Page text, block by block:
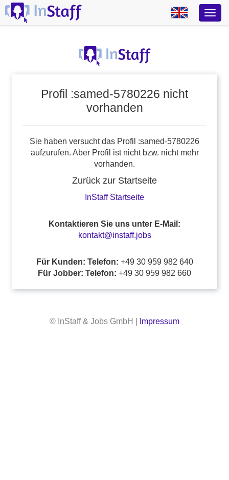
Profil :samed-5780226 nicht
vorhanden
Sie haben versucht das Profil :samed-5780226
aufzurufen. Aber Profil ist nicht bzw. nicht mehr
vorhanden.
Zurück zur Startseite
InStaff Startseite
Kontaktieren Sie uns unter E-Mail:
kontakt@instaff.jobs
Für Kunden: Telefon: +49 30 959 982 640
Für Jobber: Telefon: +49 30 959 982 660
© InStaff & Jobs GmbH | Impressum